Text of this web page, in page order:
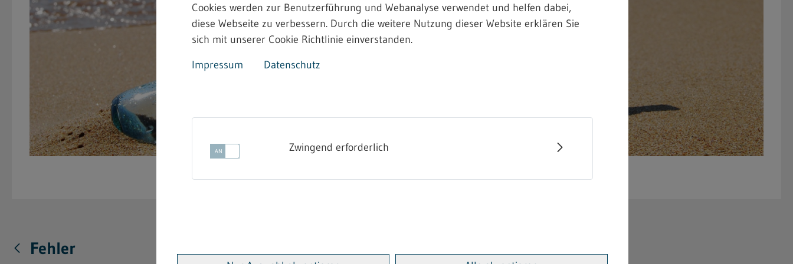
Fehler
Cookies werden zur Benutzerführung und Webanalyse verwendet und helfen dabei,
diese Webseite zu verbessern. Durch die weitere Nutzung dieser Website erklären Sie
sich mit unserer Cookie Richtlinie einverstanden.
Impressum
Datenschutz
Zwingend erforderlich